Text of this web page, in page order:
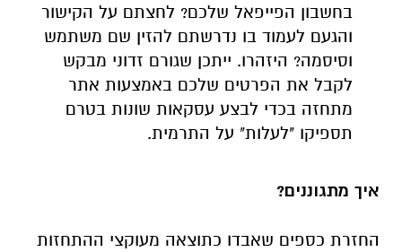
בחשבון הפייפאל שלכם? לחצתם על הקישור
והגעם לעמוד בו נדרשתם להזין שם משתמש
וסיסמה? היזהרו. ייתכן שגורם זדוני מבקש
לקבל את הפרטים שלכם באמצעות אתר
מתחזה בכדי לבצע עסקאות שונות בטרם
תספיקו "לעלות" על התרמית.
איך מתגוננים?
החזרת כספים שאבדו כתוצאה מעוקצי ההתחזות